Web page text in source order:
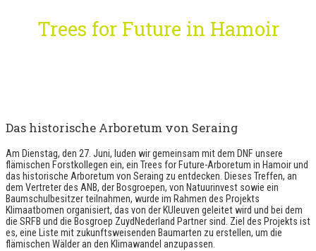
Trees for Future in Hamoir
Das historische Arboretum von Seraing
Am Dienstag, den 27. Juni, luden wir gemeinsam mit dem DNF unsere
flämischen Forstkollegen ein, ein Trees for Future-Arboretum in Hamoir und
das historische Arboretum von Seraing zu entdecken. Dieses Treffen, an
dem Vertreter des ANB, der Bosgroepen, von Natuurinvest sowie ein
Baumschulbesitzer teilnahmen, wurde im Rahmen des Projekts
Klimaatbomen organisiert, das von der KUleuven geleitet wird und bei dem
die SRFB und die Bosgroep ZuydNederland Partner sind. Ziel des Projekts ist
es, eine Liste mit zukunftsweisenden Baumarten zu erstellen, um die
flämischen Wälder an den Klimawandel anzupassen.